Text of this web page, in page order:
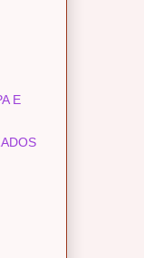
E